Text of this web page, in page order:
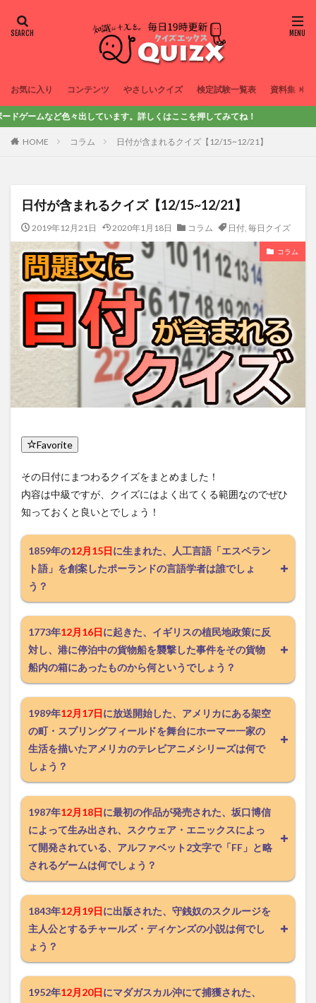
お気に入り コンテンツ やさしいクイズ 検定試験一覧表 資料集
しています。詳しくはここを押してみてね！
HOME コラム 日付が含まれるクイズ【12/15~12/21】
日付が含まれるクイズ【12/15~12/21】
2019年12月21日 2020年1月18日 コラム 日付, 毎日クイズ
コラム
Favorite
その日付にまつわるクイズをまとめました！
内容は中級ですが、クイズにはよく出てくる範囲なのでぜひ
知っておくと良いとでしょう！
1859年の12月15日に生まれた、人工言語「エスペラン
ト語」を創案したポーランドの言語学者は誰でしょ
う？
1773年12月16日に起きた、イギリスの植民地政策に反
対し、港に停泊中の貨物船を襲撃した事件をその貨物
船内の箱にあったものから何というでしょう？
1989年12月17日に放送開始した、アメリカにある架空
の町・スプリングフィールドを舞台にホーマー一家の
生活を描いたアメリカのテレビアニメシリーズは何で
しょう？
1987年12月18日に最初の作品が発売された、坂口博信
によって生み出され、スクウェア・エニックスによっ
て開発されている、アルファベット2文字で「FF」と略
されるゲームは何でしょう？
1843年12月19日に出版された、守銭奴のスクルージを
主人公とするチャールズ・ディケンズの小説は何でし
ょう？
1952年12月20日にマダガスカル沖にて捕獲された、